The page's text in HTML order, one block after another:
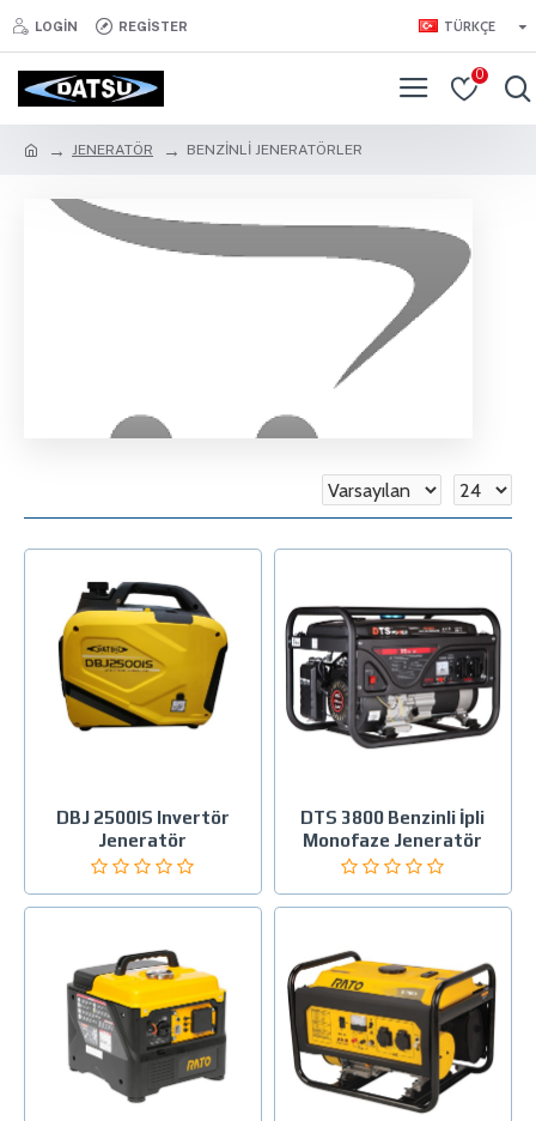
LOGIN REGISTER TÜRKÇE
0
JENERATÖR BENZİNLİ JENERATÖRLER
DBJ 2500IS Invertör
Jeneratör
DTS 3800 Benzinli İpli
Monofaze Jeneratör